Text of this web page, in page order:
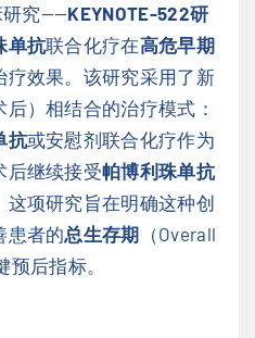
研究——KEYNOTE-522研
单抗联合化疗在高危早期
疗效果。该研究采用了新
）相结合的治疗模式：
抗或安慰剂联合化疗作为
后继续接受帕博利珠单抗
项研究旨在明确这种创
患者的总生存期 （Overall
预后指标。